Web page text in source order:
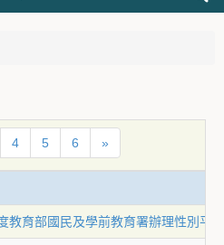
4 5 6 »
教育部國民及學前教育署辦理性別平